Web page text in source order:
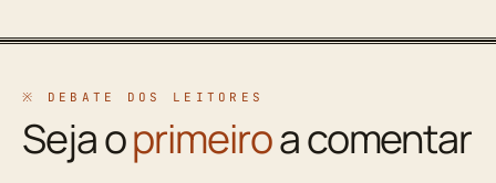
※ DEBATE DOS LEITORES
Seja oprimeiroa comentar